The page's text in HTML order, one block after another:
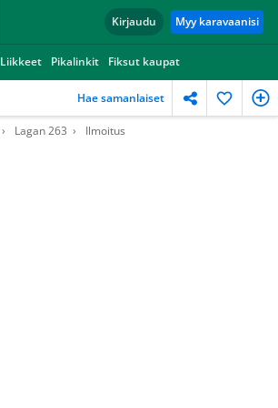
Kirjaudu Myy karavaanisi
Liikkeet Pikalinkit Fiksut kaupat
Hae samanlaiset
Lagan 263 Ilmoitus